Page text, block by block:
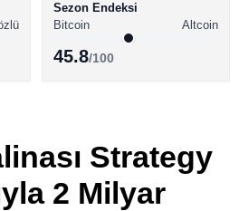
Youtube
TikTok
Sezon Endeksi
Bitcoin
Altcoin
45.8/100
Strategy
2 Milyar